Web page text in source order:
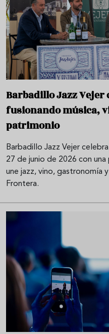
Barbadillo Jazz Vejer
fusionando música,
patrimonio
Barbadillo Jazz Vejer
27 de junio de 2026 con
une jazz, vino, gastronomía
Frontera.